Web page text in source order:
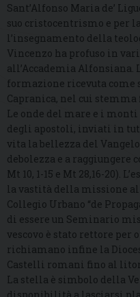
Sant’Alfonso Maria de’
suo cristocentrismo e per
l’insegnamento della
Vincenzo ha profuso in
all’Accademia Alfonsiana.
formazione ricevuta
Capranica, nel cui stemma
Le onde del mare e i
degli apostoli, inviati in
vita la bellezza del
debolezza e a
Mt 10, 1-15 e Mt 28,16-20).
la vastità della missione
Collegio Urbano “de
di essere un Seminario
vescovo è stato rettore
richiamano infine la
Castelli romani fino al
La stella è simbolo della
disponibilità a lasciarsi